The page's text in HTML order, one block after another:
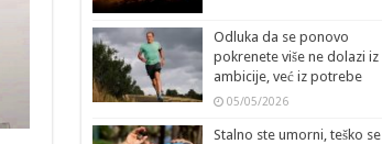
Odluka da se ponovo
pokrenete više ne dolazi iz
ambicije, već iz potrebe
05/05/2026
Stalno ste umorni, teško se